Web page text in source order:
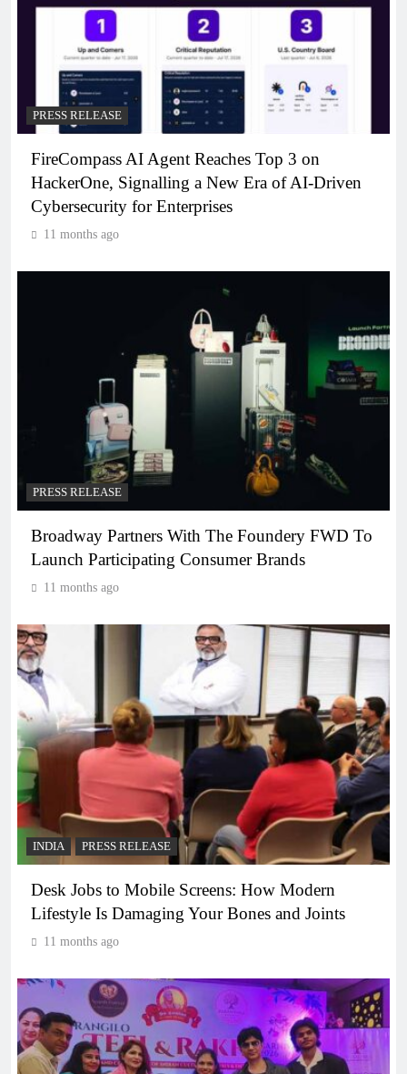
PRESS RELEASE
FireCompass AI Agent Reaches Top 3 on
HackerOne, Signalling a New Era of AI-Driven
Cybersecurity for Enterprises
11 months ago
PRESS RELEASE
Broadway Partners With The Foundery FWD To
Launch Participating Consumer Brands
11 months ago
INDIA PRESS RELEASE
Desk Jobs to Mobile Screens: How Modern
Lifestyle Is Damaging Your Bones and Joints
11 months ago